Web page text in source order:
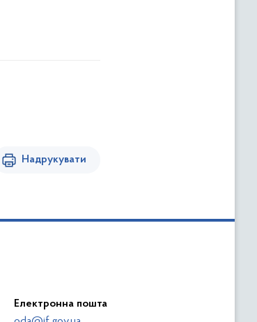
Надрукувати
Електронна пошта